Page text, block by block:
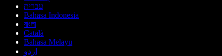
עברית
Bahasa Indonesia
বাংলা
Català
Bahasa Melayu
اردو